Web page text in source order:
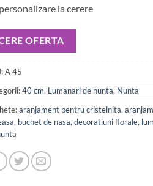
personalizare la cerere
OFERTA
A 45
40 cm, Lumanari de nunta, Nunta
aranjament pentru cristelnita,
, buchet de nasa,decoratiuni florale,